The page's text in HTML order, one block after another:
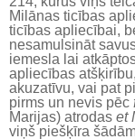
Milānas ticības
ticības apliecībai,
nesamulsināt
iemesla lai
apliecības
akuzatīvu, vai pat
pirms un nevis pēc
Marijas) atrodas et
viņš piešķīra